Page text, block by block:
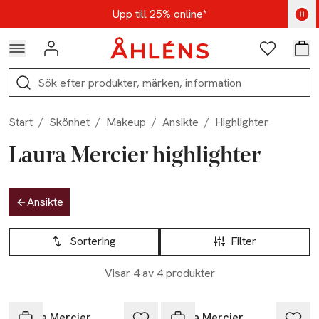
Hoppa till navigationsmenynUpp till 25% online*
Kod: AUG25 - Shoppa nu
Logga in Favoriter
Sök
Start / Skönhet / Makeup / Ansikte / Highlighter
Laura Mercier highlighter
Hoppa till produktsidan
Ansikte
Hoppa till produktsidan
Filter
Sortering
Visar 4 av 4 produkter
Lista över produkter